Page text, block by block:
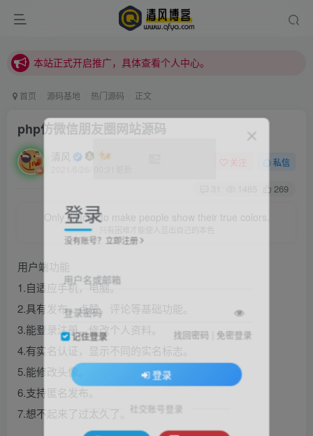
本站正式开启推广，具体查看个人中心。
本站正式开启推广，具体查看个人中心。
首页 源码基地 热门源码 正文
php仿微信朋友圈网站源码
清风 私信
269
Only difficult to make people show their true colors.
用户端功能
1.自适应手机，电脑。
2.具有发布，点赞，评论等基础功能。
3.能登录注册，修改个人资料。
4.有实名认证，显示不同的实名标志。
5.能修改头像。
6.支持匿名发布。
7.想不起来了过太久了。
登录
没有账号？立即注册
用户名或邮箱
登录密码
记住登录 找回密码 |免密登录
登录
社交账号登录